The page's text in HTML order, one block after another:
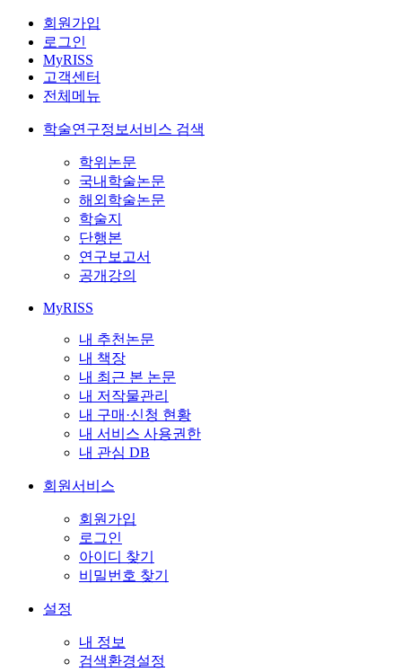
회원가입
로그인
MyRISS
고객센터
전체메뉴
학술연구정보서비스 검색
학위논문
국내학술논문
해외학술논문
학술지
단행본
연구보고서
공개강의
MyRISS
내 추천논문
내 책장
내 최근 본 논문
내 저작물관리
내 구매·신청 현황
내 서비스 사용권한
내 관심 DB
회원서비스
회원가입
로그인
아이디 찾기
비밀번호 찾기
설정
내 정보
검색환경설정